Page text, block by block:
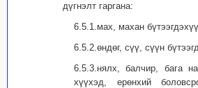
дүгнэлт гаргана:
6.5.1.мах, махан
6.5.2.өндөг, сүү, сүүн
6.5.3.нялх, балчир, бага
хүүхэд, ерөнхий